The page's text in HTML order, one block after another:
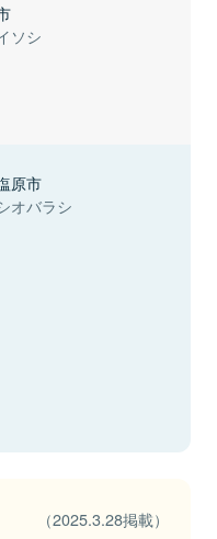
ソシ
原市
オバラシ
（2025.3.28掲載）